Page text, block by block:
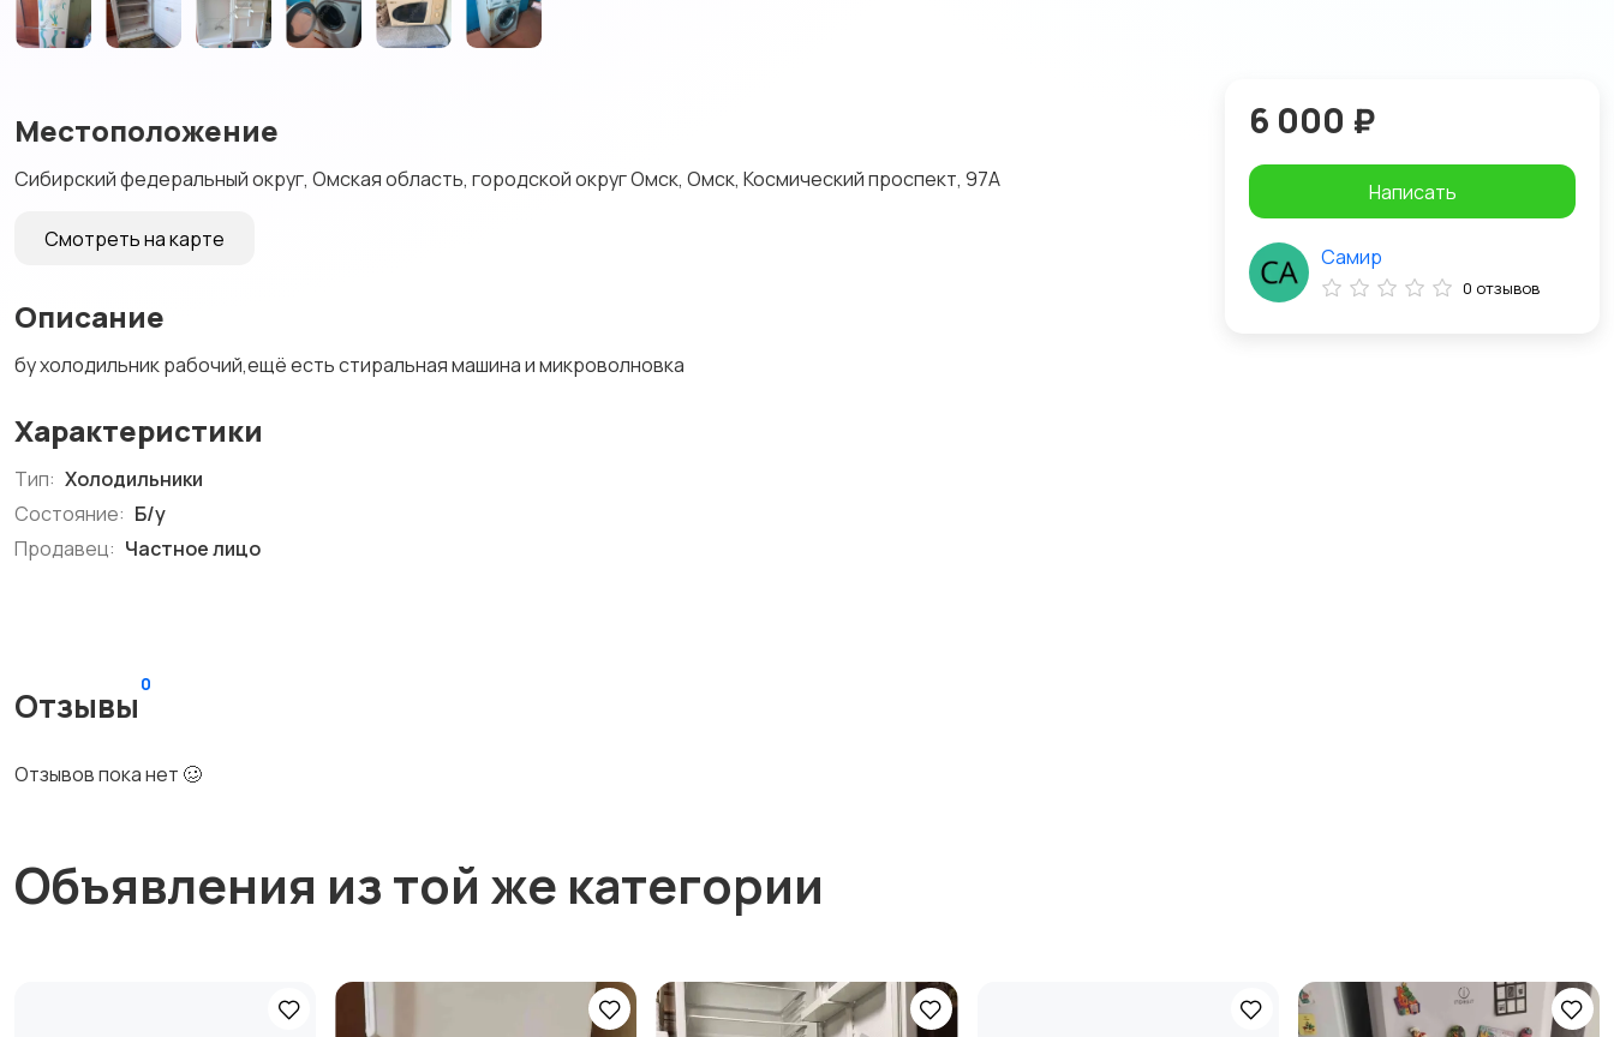
Местоположение
Сибирский федеральный округ, Омская область, городской округ Омск, Омск, Космический проспект, 97А
Смотреть на карте
Описание
бу холодильник рабочий,ещё есть стиральная машина и микроволновка
Характеристики
Тип: Холодильники
Состояние: Б/у
Продавец: Частное лицо
Отзывы
0
Отзывов пока нет 🥴
6 000 ₽
Написать
Самир
0 отзывов
Объявления из той же категории